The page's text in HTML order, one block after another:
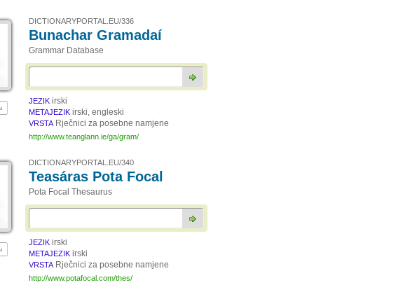
DICTIONARYPORTAL.EU/336
Bunachar Gramadaí
Grammar Database
JEZIK irski
METAJEZIK irski, engleski
VRSTA Rječnici za posebne namjene
http://www.teanglann.ie/ga/gram/
DICTIONARYPORTAL.EU/340
Teasáras Pota Focal
Pota Focal Thesaurus
JEZIK irski
METAJEZIK irski
VRSTA Rječnici za posebne namjene
http://www.potafocal.com/thes/